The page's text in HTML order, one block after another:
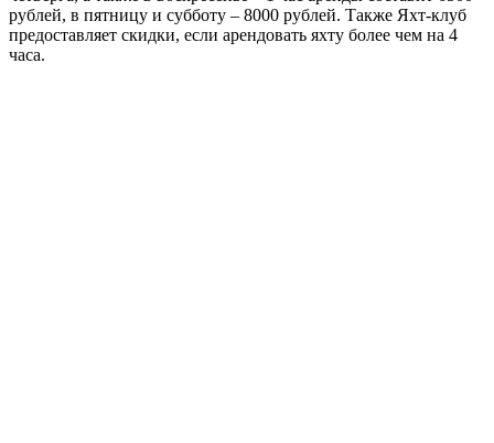
рублей, в пятницу и субботу – 8000 рублей. Также Яхт-клуб
предоставляет скидки, если арендовать яхту более чем на 4
часа.